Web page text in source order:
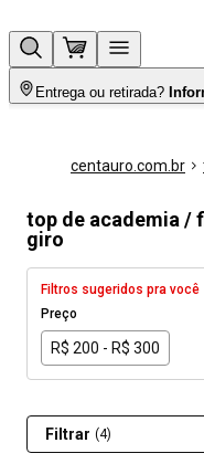
Entrega ou retirada?
centauro.com.br
top de academia /
giro
Filtros sugeridos pra você
Preço
R$ 200 - R$ 300
Filtrar (4)